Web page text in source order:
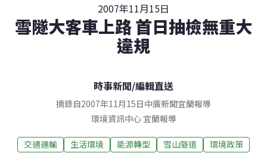
2007年11月15日
雪隧大客車上路 首日抽檢無重大
違規
時事新聞/編輯直送
摘錄自2007年11月15日中廣新聞宜蘭報導
環境資訊中心 宜蘭報導
交通運輸 生活環境 能源轉型 雪山隧道 環境政策